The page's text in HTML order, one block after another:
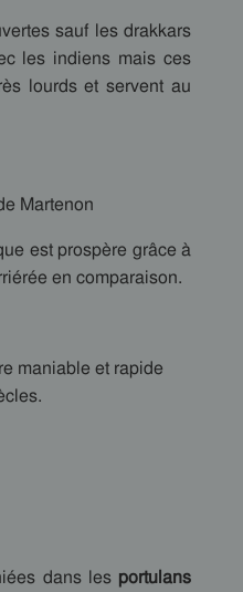
sauf les drakkars
les indiens mais ces
lourds et servent au
Martenon
est prospère grâce à
en comparaison.
maniable et rapide
dans les portulans